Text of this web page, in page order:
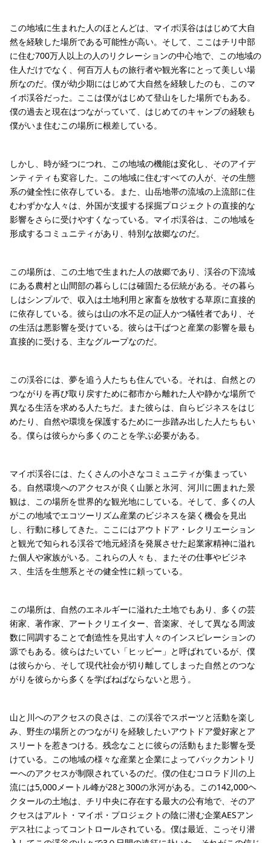
この地域に生まれた人のほとんどは、マイポ渓谷ははじめて大自
然を経験した場所である可能性が高い。そして、ここはチリ中部
に住む700万人以上の人のリクレーションの中心地で、この地域の
住人だけでなく、何百万人もの旅行者や観光客にとって美しい場
所なのだ。僕が幼少期にはじめて大自然を経験したのも、このマ
イポ渓谷だった。ここは僕がはじめて登山をした場所でもある。
僕の過去と現在はつながっていて、はじめてのキャンプの経験も
僕がいま住むこの場所に根差している。
しかし、時が経つにつれ、この地域の機能は変化し、そのアイデ
ンティティも変容した。この地域に住むすべての人が、その生態
系の健全性に依存している。また、山岳地帯の流域の上流部に住
むわずかな人々は、外国が支援する採掘プロジェクトの直接的な
影響をさらに受けやすくなっている。マイポ渓谷は、この地域を
形成するコミュニティがあり、特別な故郷なのだ。
この場所は、この土地で生まれた人の故郷であり、渓谷の下流域
にある農村と山間部の暮らしには確固たる伝統がある。その暮ら
しはシンプルで、収入は土地利用と家畜を放牧する草原に直接的
に依存している。彼らは山の水不足の証人かつ犠牲者であり、そ
の生活は悪影響を受けている。彼らは干ばつと産業の影響を最も
直接的に受ける、主なグループなのだ。
この渓谷には、夢を追う人たちも住んでいる。それは、自然との
つながりを再び取り戻すために都市から離れた人や静かな場所で
異なる生活を求める人たちだ。また彼らは、自らビジネスをはじ
めたり、自然や環境を保護するために一歩踏み出した人たちもい
る。僕らは彼らから多くのことを学ぶ必要がある。
マイポ渓谷には、たくさんの小さなコミュニティが集まってい
る。自然環境へのアクセスが良く山脈と氷河、河川に囲まれた景
観は、この場所を世界的な観光地にしている。そして、多くの人
がこの地域でエコツーリズム産業のビジネスを築く機会を見出
し、行動に移してきた。ここにはアウトドア・レクリエーション
と観光で知られる渓谷で地元経済を発展させた起業家精神に溢れ
た個人や家族がいる。これらの人々も、またその仕事やビジネ
ス、生活を生態系とその健全性に頼っている。
この場所は、自然のエネルギーに溢れた土地でもあり、多くの芸
術家、著作家、アートクリエイター、音楽家、そして異なる周波
数に同調することで創造性を見出す人々のインスピレーションの
源でもある。彼らはたいてい「ヒッピー」と呼ばれているが、僕
は彼らから、そして現代社会が切り離してしまった自然とのつな
がりを彼らから多くを学ばねばならないと思う。
山と川へのアクセスの良さは、この渓谷でスポーツと活動を楽し
み、野生の場所とのつながりを経験したいアウトドア愛好家とア
スリートを惹きつける。残念なことに彼らの活動もまた影響を受
けている。この地域の様々な産業と企業によってバックカントリ
ーへのアクセスが制限されているのだ。僕の住むコロラド川の上
流には5,000メートル峰が28と300の氷河がある。この142,000ヘ
クタールの土地は、チリ中央に存在する最大の公有地で、そのア
クセスはアルト・マイポ・プロジェクトの陰に潜む企業AESアン
デス社によってコントロールされている。僕は最近、こっそり潜